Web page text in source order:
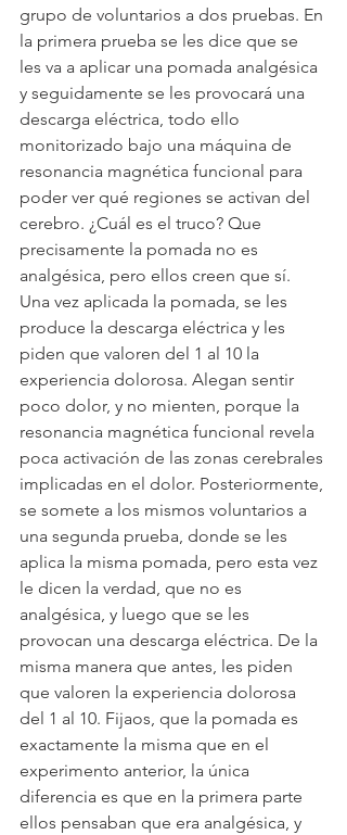
grupo de voluntarios a dos pruebas. En
la primera prueba se les dice que se
les va a aplicar una pomada analgésica
y seguidamente se les provocará una
descarga eléctrica, todo ello
monitorizado bajo una máquina de
resonancia magnética funcional para
poder ver qué regiones se activan del
cerebro. ¿Cuál es el truco? Que
precisamente la pomada no es
analgésica, pero ellos creen que sí.
Una vez aplicada la pomada, se les
produce la descarga eléctrica y les
piden que valoren del 1 al 10 la
experiencia dolorosa. Alegan sentir
poco dolor, y no mienten, porque la
resonancia magnética funcional revela
poca activación de las zonas cerebrales
implicadas en el dolor. Posteriormente,
se somete a los mismos voluntarios a
una segunda prueba, donde se les
aplica la misma pomada, pero esta vez
le dicen la verdad, que no es
analgésica, y luego que se les
provocan una descarga eléctrica. De la
misma manera que antes, les piden
que valoren la experiencia dolorosa
del 1 al 10. Fijaos, que la pomada es
exactamente la misma que en el
experimento anterior, la única
diferencia es que en la primera parte
ellos pensaban que era analgésica, y